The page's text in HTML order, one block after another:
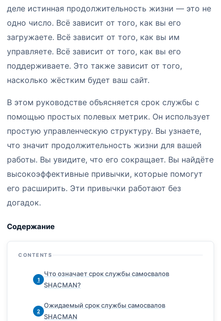
деле истинная продолжительность жизни — это не
одно число. Всё зависит от того, как вы его
загружаете. Всё зависит от того, как вы им
управляете. Всё зависит от того, как вы его
поддерживаете. Это также зависит от того,
насколько жёстким будет ваш сайт.
В этом руководстве объясняется срок службы с
помощью простых полевых метрик. Он использует
простую управленческую структуру. Вы узнаете,
что значит продолжительность жизни для вашей
работы. Вы увидите, что его сокращает. Вы найдёте
высокоэффективные привычки, которые помогут
его расширить. Эти привычки работают без
догадок.
Содержание
CONTENTS
1
Что означает срок службы самосвалов
SHACMAN?
2
Ожидаемый срок службы самосвалов
SHACMAN